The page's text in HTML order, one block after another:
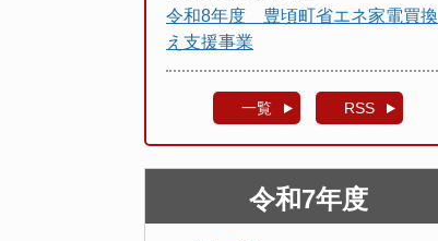
令和8年度 豊頃町省エネ家電買換
え支援事業
一覧 RSS
令和7年度